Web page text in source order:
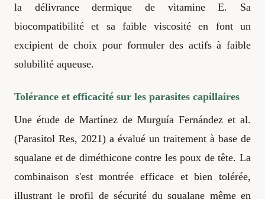
la délivrance dermique de vitamine E. Sa
biocompatibilité et sa faible viscosité en font un
excipient de choix pour formuler des actifs à faible
solubilité aqueuse.
Tolérance et efficacité sur les parasites capillaires
Une étude de Martínez de Murguía Fernández et al.
(Parasitol Res, 2021) a évalué un traitement à base de
squalane et de diméthicone contre les poux de tête. La
combinaison s'est montrée efficace et bien tolérée,
illustrant le profil de sécurité du squalane même en